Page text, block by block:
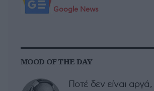
Google News
MOOD OF THE DAY
Ποτέ δεν είναι αργά,